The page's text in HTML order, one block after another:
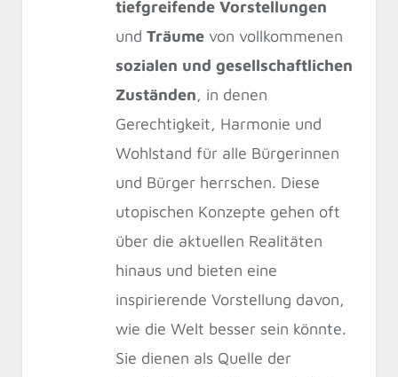
tiefgreifende Vorstellungen
und Träume von vollkommenen
sozialen und gesellschaftlichen
Zuständen, in denen
Gerechtigkeit, Harmonie und
Wohlstand für alle Bürgerinnen
und Bürger herrschen. Diese
utopischen Konzepte gehen oft
über die aktuellen Realitäten
hinaus und bieten eine
inspirierende Vorstellung davon,
wie die Welt besser sein könnte.
Sie dienen als Quelle der